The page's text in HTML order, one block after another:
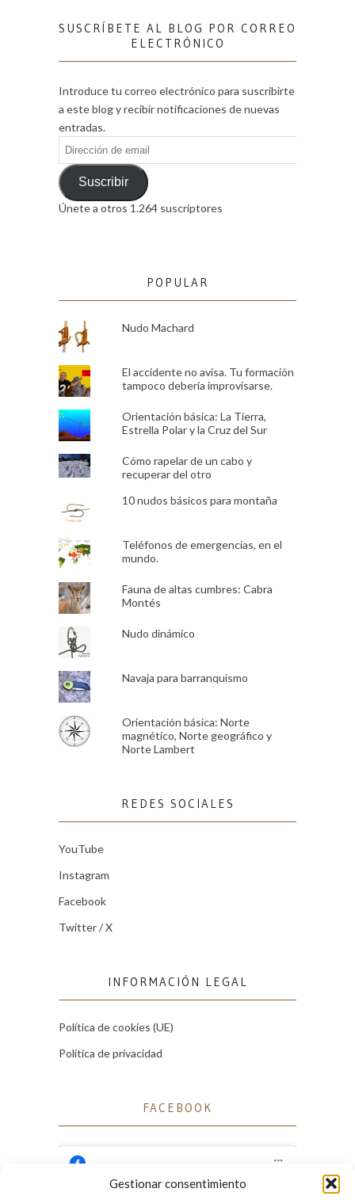
Gestionar consentimiento
SUSCRÍBETE AL BLOG POR CORREO
ELECTRÓNICO
Introduce tu correo electrónico para suscribirte
a este blog y recibir notificaciones de nuevas
entradas.
Dirección
de
emailSuscribir
Únete a otros 1.264 suscriptores
POPULAR
Nudo Machard
El accidente no avisa. Tu formación
tampoco debería improvisarse.
Orientación básica: La Tierra,
Estrella Polar y la Cruz del Sur
Cómo rapelar de un cabo y
recuperar del otro
10 nudos básicos para montaña
Teléfonos de emergencias, en el
mundo.
Fauna de altas cumbres: Cabra
Montés
Nudo dinámico
Navaja para barranquismo
Orientación básica: Norte
magnético, Norte geográfico y
Norte Lambert
REDES SOCIALES
YouTube
Instagram
Facebook
Twitter / X
INFORMACIÓN LEGAL
Política de cookies (UE)
Política de privacidad
FACEBOOK